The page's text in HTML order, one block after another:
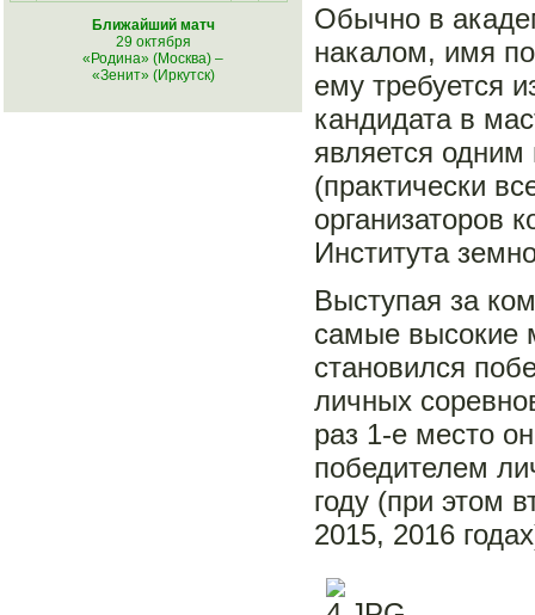
Ближайший матч
29 октября
«Родина» (Москва) –
«Зенит» (Иркутск)
Обычно в
накалом, имя
ему требуется
кандидата в
является
(практически
организаторов
Института
Выступая за
самые высокие
становился
личных
раз 1-е место
победителем
году (при этом
2015, 2016